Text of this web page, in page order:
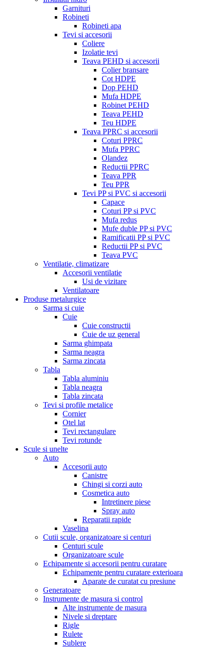
Garnituri
Robineti
Robineti apa
Tevi si accesorii
Coliere
Izolatie tevi
Teava PEHD si accesorii
Colier bransare
Cot HDPE
Dop PEHD
Mufa HDPE
Robinet PEHD
Teava PEHD
Teu HDPE
Teava PPRC si accesorii
Coturi PPRC
Mufa PPRC
Olandez
Reductii PPRC
Teava PPR
Teu PPR
Tevi PP si PVC si accesorii
Capace
Coturi PP si PVC
Mufa redus
Mufe duble PP si PVC
Ramificatii PP si PVC
Reductii PP si PVC
Teava PVC
Ventilatie, climatizare
Accesorii ventilatie
Usi de vizitare
Ventilatoare
Produse metalurgice
Sarma si cuie
Cuie
Cuie constructii
Cuie de uz general
Sarma ghimpata
Sarma neagra
Sarma zincata
Tabla
Tabla aluminiu
Tabla neagra
Tabla zincata
Tevi si profile metalice
Cornier
Otel lat
Tevi rectangulare
Tevi rotunde
Scule si unelte
Auto
Accesorii auto
Canistre
Chingi si corzi auto
Cosmetica auto
Intretinere piese
Spray auto
Reparatii rapide
Vaselina
Cutii scule, organizatoare si centuri
Centuri scule
Organizatoare scule
Echipamente si accesorii pentru curatare
Echipamente pentru curatare exterioara
Aparate de curatat cu presiune
Generatoare
Instrumente de masura si control
Alte instrumente de masura
Nivele si dreptare
Rigle
Rulete
Sublere